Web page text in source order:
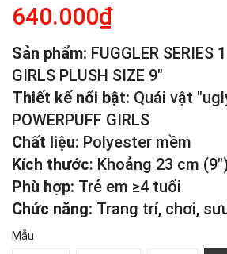
640.000₫
Sản phẩm: FUGGLER SERIES
GIRLS PLUSH SIZE 9"
Thiết kế nổi bật: Quái vật
POWERPUFF GIRLS
Chất liệu: Polyester mềm
Kích thước: Khoảng 23 cm
Phù hợp: Trẻ em ≥4 tuổi
Chức năng: Trang trí, chơi,
Mẫu